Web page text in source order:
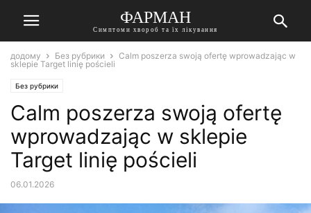
ФАРМАН
Симптоми хвороб та їх лікування
додому Без рубрики
Calm poszerza swoją ofertę wprowadzając w
sklepie Target linię pościeli
Без рубрики
Calm poszerza swoją ofertę
wprowadzając w sklepie
Target linię pościeli
06.01.2026